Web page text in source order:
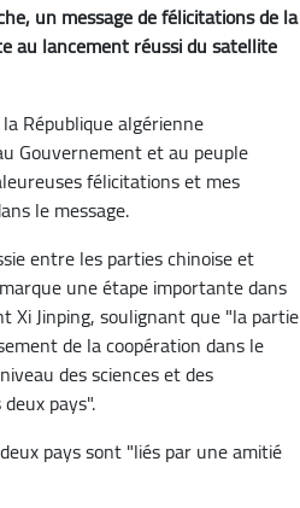
un message de félicitations de la
au lancement réussi du satellite
République algérienne
Gouvernement et au peuple
félicitations et mes
le message.
entre les parties chinoise et
une étape importante dans
Xi Jinping, soulignant que "la partie
de la coopération dans le
des sciences et des
pays".
pays sont "liés par une amitié